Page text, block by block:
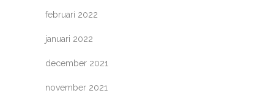
februari 2022
januari 2022
december 2021
november 2021